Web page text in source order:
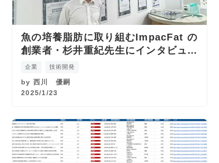
魚の培養脂肪に取り組むImpacFat の
創業者・杉井重紀先生にインタビュ
ー！@シンガポール
企業 技術開発
by 西川 優嗣
2025/1/23